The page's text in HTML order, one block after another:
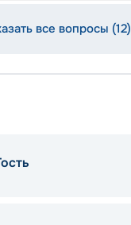
все вопросы (12)